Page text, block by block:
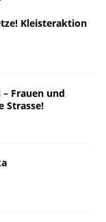
Kleisteraktion
Frauen und
Strasse!